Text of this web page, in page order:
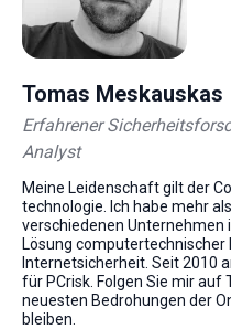
Tomas Meskauskas
Erfahrener
Analyst
Meine Leidenschaft gilt der
technologie. Ich habe mehr
verschiedenen
Lösung computertechnischer
Internetsicherheit. Seit 2010
für PCrisk. Folgen Sie mir auf
neuesten Bedrohungen der
bleiben.